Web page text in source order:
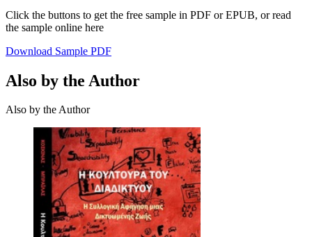
Click the buttons to get the free sample in PDF or EPUB, or read
the sample online here
Download Sample PDF
Also by the Author
Also by the Author